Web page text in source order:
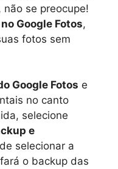
se preocupe!
Google Fotos,
fotos sem
Google Fotos e
no canto
selecione
e
selecionar a
o backup das